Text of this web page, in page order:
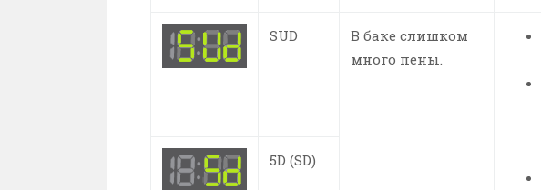
SUD
В баке слишком
много пены.
5D (SD)